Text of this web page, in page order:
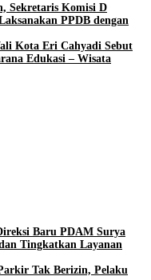
Sekretaris Komisi D
PPDB dengan
Kota Eri Cahyadi Sebut
Edukasi – Wisata
Baru PDAM Surya
Tingkatkan Layanan
Tak Berizin, Pelaku